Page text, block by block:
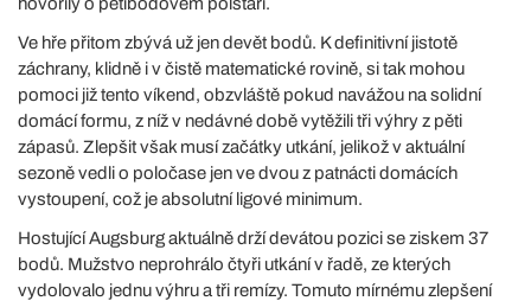
Ve hře přitom zbývá už jen devět bodů. K definitivní jistotě
záchrany, klidně i v čistě matematické rovině, si tak mohou
pomoci již tento víkend, obzvláště pokud navážou na solidní
domácí formu, z níž v nedávné době vytěžili tři výhry z pěti
zápasů. Zlepšit však musí začátky utkání, jelikož v aktuální
sezoně vedli o poločase jen ve dvou z patnácti domácích
vystoupení, což je absolutní ligové minimum.
Hostující Augsburg aktuálně drží devátou pozici se ziskem 37
bodů. Mužstvo neprohrálo čtyři utkání v řadě, ze kterých
vydolovalo jednu výhru a tři remízy. Tomuto mírnému zlepšení